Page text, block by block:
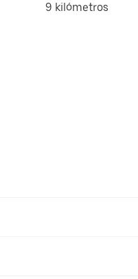
9 kilómetros